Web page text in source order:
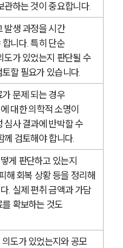
사례
동향
보
후기
무
개
관하는 것이 중요합니다.
발생 과정을 시간
니다. 특히 단순
도가 있었는지 판단될 수
할 필요가 있습니다.
문제 되는 경우
대한 의학적 소명이
심사 결과에 반박할 수
께 검토해야 합니다.
게 판단하고 있는지
해 회복 상황 등을 정리해
. 실제 편취 금액과 가담
확보하는 것도
도가 있었는지와 공모